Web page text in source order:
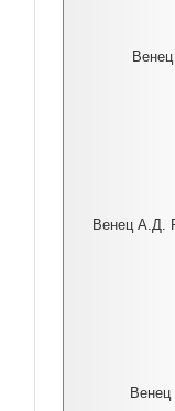
Венец А.Д.